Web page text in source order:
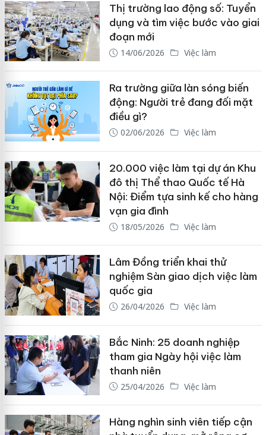
Thị trường lao động số: Tuyển
dụng và tìm việc bước vào giai
đoạn mới
14/06/2026 Việc làm
Ra trường giữa làn sóng biến
động: Người trẻ đang đối mặt
điều gì?
02/06/2026 Việc làm
20.000 việc làm tại dự án Khu
đô thị Thể thao Quốc tế Hà
Nội: Điểm tựa sinh kế cho hàng
vạn gia đình
18/05/2026 Việc làm
Lâm Đồng triển khai thử
nghiệm Sàn giao dịch việc làm
quốc gia
26/04/2026 Việc làm
Bắc Ninh: 25 doanh nghiệp
tham gia Ngày hội việc làm
thanh niên
25/04/2026 Việc làm
Hàng nghìn sinh viên tiếp cận